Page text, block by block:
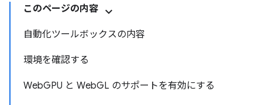
このページの内容
自動化ツールボックスの内容
環境を確認する
WebGPU と WebGL のサポートを有効にする